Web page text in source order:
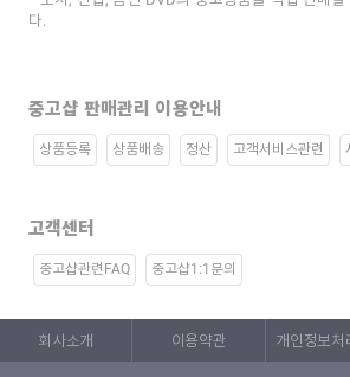
다.
중고샵 판매관리 이용안내
상품등록 상품배송 정산 고객서비스관련
고객센터
중고샵관련FAQ 중고샵1:1문의
회사소개 이용약관 개인정보처